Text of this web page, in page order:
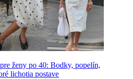
ženy po 40: Bodky, popelín,
lichotia postave